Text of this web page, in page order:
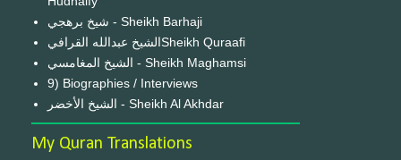
شيخ برهجي - Sheikh Barhaji
الشيخ عبدالله القرافيSheikh Quraafi
الشيخ المغامسي - Sheikh Maghamsi
9) Biographies / Interviews
الشيخ الأخضر - Sheikh Al Akhdar
My Quran Translations